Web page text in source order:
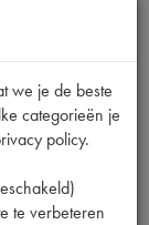
we je de beste
categorieën je
policy.
te verbeteren